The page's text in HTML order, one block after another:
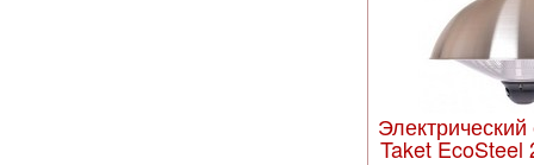
Taket EcoSteel